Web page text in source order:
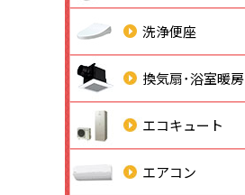
洗浄便座
換気扇･浴室暖房
エコキュート
エアコン